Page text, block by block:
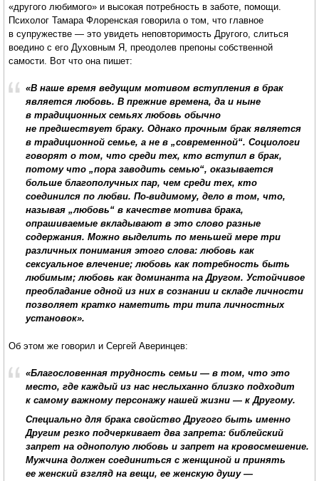
«другого любимого» и высокая потребность в заботе, помощи.
Психолог Тамара Флоренская говорила о том, что главное
в супружестве — это увидеть неповторимость Другого, слиться
воедино с его Духовным Я, преодолев препоны собственной
самости. Вот что она пишет:
«В наше время ведущим мотивом вступления в брак
является любовь. В прежние времена, да и ныне
в традиционных семьях любовь обычно
не предшествует браку. Однако прочным брак является
в традиционной семье, а не в „современной“. Социологи
говорят о том, что среди тех, кто вступил в брак,
потому что „пора заводить семью“, оказывается
больше благополучных пар, чем среди тех, кто
соединился по любви. По-видимому, дело в том, что,
называя „любовь“ в качестве мотива брака,
опрашиваемые вкладывают в это слово разные
содержания. Можно выделить по меньшей мере три
различных понимания этого слова: любовь как
сексуальное влечение; любовь как потребность быть
любимым; любовь как доминанта на Другом. Устойчивое
преобладание одной из них в сознании и складе личности
позволяет кратко наметить три типа личностных
установок».
Об этом же говорил и Сергей Аверинцев:
«Благословенная трудность семьи — в том, что это
место, где каждый из нас неслыханно близко подходит
к самому важному персонажу нашей жизни — к Другому.
Специально для брака свойство Другого быть именно
Другим резко подчеркивает два запрета: библейский
запрет на однополую любовь и запрет на кровосмешение.
Мужчина должен соединиться с женщиной и принять
ее женский взгляд на вещи, ее женскую душу —